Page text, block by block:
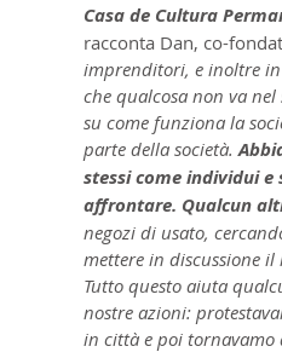
Casa de Cultura
racconta Dan, co-
imprenditori, e inoltre in
che qualcosa non va
su come funziona la
parte della società.
stessi come individui
affrontare. Qualcun
negozi di usato,
mettere in discussione
Tutto questo aiuta
nostre azioni:
in città e poi tornavamo